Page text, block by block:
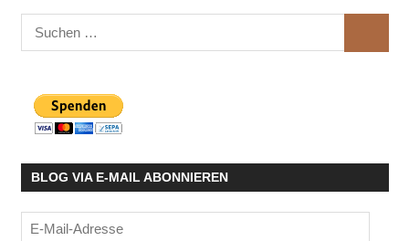
Suchen
nach:
BLOG VIA E-MAIL ABONNIEREN
E-